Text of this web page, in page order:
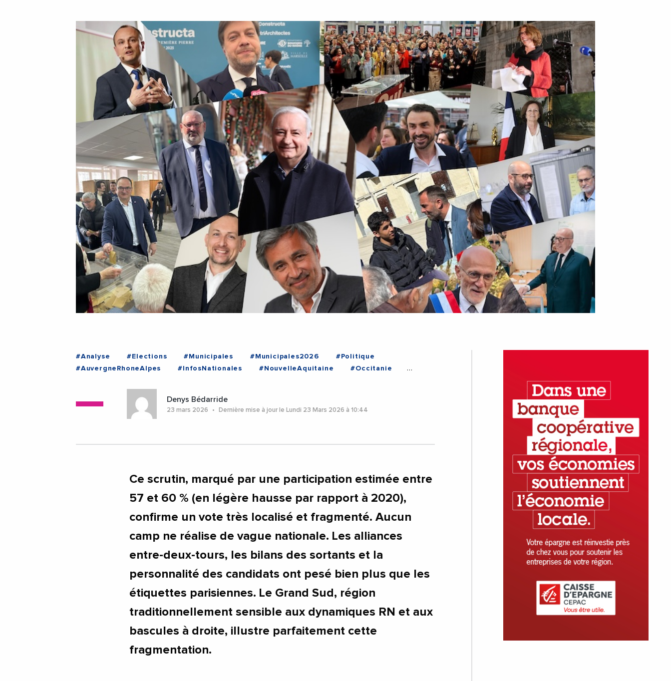
#Analyse #Elections #Municipales #Municipales2026
#Politique
#AuvergneRhoneAlpes
#InfosNationales #NouvelleAquitaine
#Occitanie
Denys Bédarride
23 mars 2026 Dernière mise à jour le Lundi 23 Mars 2026 à 10:44
Ce scrutin, marqué par une participation estimée entre
57 et 60 % (en légère hausse par rapport à 2020),
confirme un vote très localisé et fragmenté. Aucun
camp ne réalise de vague nationale. Les alliances
entre-deux-tours, les bilans des sortants et la
personnalité des candidats ont pesé bien plus que les
étiquettes parisiennes. Le Grand Sud, région
traditionnellement sensible aux dynamiques RN et aux
bascules à droite, illustre parfaitement cette
fragmentation.